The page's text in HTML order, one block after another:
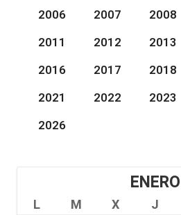
2006 2007 2008
2011
2012 2013
2016
2017 2018
2021
2022 2023
2026
ENERO
L M X J